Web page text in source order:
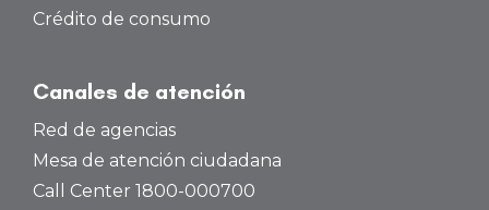
Crédito de consumo
Canales de atención
Red de agencias
Mesa de atención ciudadana
Call Center 1800-000700